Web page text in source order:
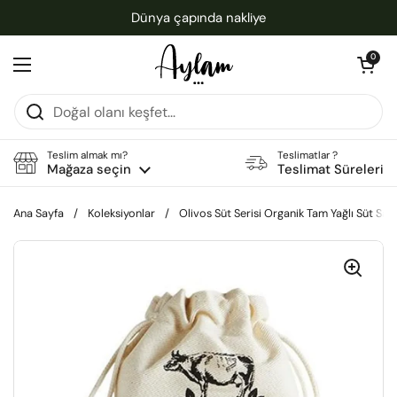
Dünya çapında nakliye
Menüyü aç
Sepeti aç
0
Teslim almak mı?
Mağaza seçin
Teslimatlar ?
Teslimat Süreleri
Ana Sayfa / Koleksiyonlar / Olivos Süt Serisi Organik Tam Yağlı Süt